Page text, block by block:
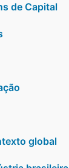
de Capital
global